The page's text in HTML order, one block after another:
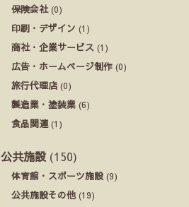
保険会社(0)
印刷・デザイン (1)
商社・企業サービス (1)
広告・ホームページ制作 (0)
旅行代理店 (0)
製造業・塗装業 (6)
食品関連 (1)
公共施設 (150)
体育館・スポーツ施設(9)
公共施設その他 (19)